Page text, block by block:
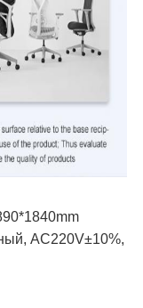
AC220V±10%,